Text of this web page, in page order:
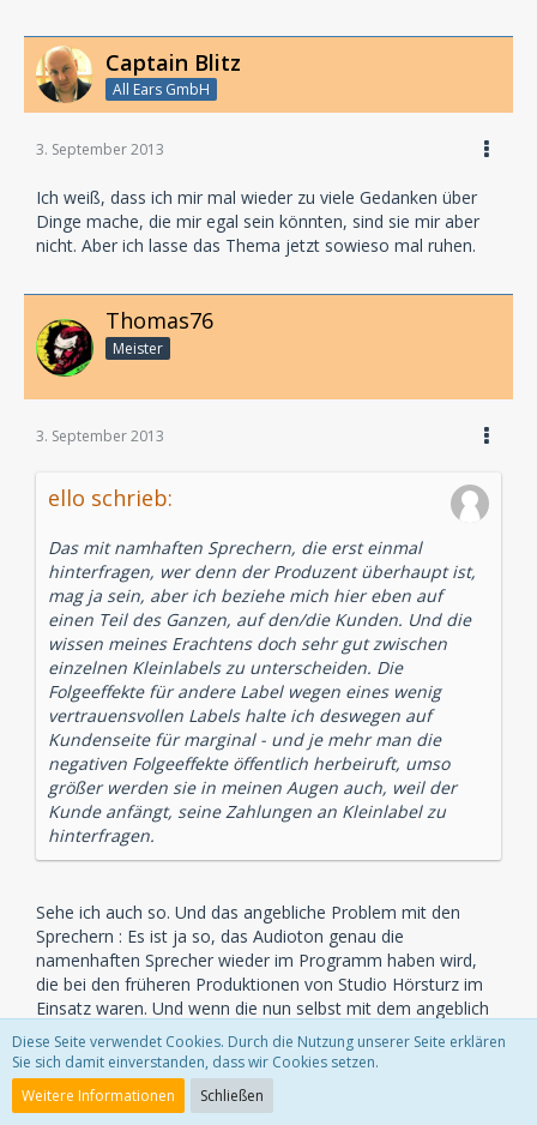
Captain Blitz
All Ears GmbH
3. September 2013
Ich weiß, dass ich mir mal wieder zu viele Gedanken über
Dinge mache, die mir egal sein könnten, sind sie mir aber
nicht. Aber ich lasse das Thema jetzt sowieso mal ruhen.
Thomas76
Meister
3. September 2013
ello schrieb:
Das mit namhaften Sprechern, die erst einmal
hinterfragen, wer denn der Produzent überhaupt ist,
mag ja sein, aber ich beziehe mich hier eben auf
einen Teil des Ganzen, auf den/die Kunden. Und die
wissen meines Erachtens doch sehr gut zwischen
einzelnen Kleinlabels zu unterscheiden. Die
Folgeeffekte für andere Label wegen eines wenig
vertrauensvollen Labels halte ich deswegen auf
Kundenseite für marginal - und je mehr man die
negativen Folgeeffekte öffentlich herbeiruft, umso
größer werden sie in meinen Augen auch, weil der
Kunde anfängt, seine Zahlungen an Kleinlabel zu
hinterfragen.
Sehe ich auch so. Und das angebliche Problem mit den
Sprechern : Es ist ja so, das Audioton genau die
namenhaften Sprecher wieder im Programm haben wird,
die bei den früheren Produktionen von Studio Hörsturz im
Einsatz waren. Und wenn die nun selbst mit dem angeblich
so rufschädigendem Kleinlabel wieder zusammenarbeiten,
kann es ja so schlimm nicht sein.
Diese Seite verwendet Cookies. Durch die Nutzung unserer Seite erklären
Sie sich damit einverstanden, dass wir Cookies setzen.
Weitere Informationen
Schließen